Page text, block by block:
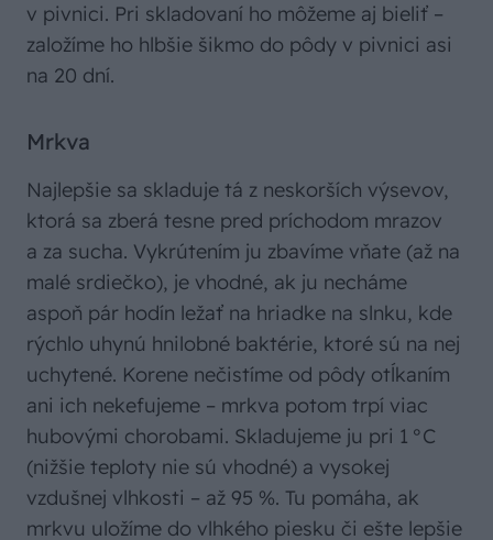
v pivnici. Pri skladovaní ho môžeme aj bieliť –
založíme ho hlbšie šikmo do pôdy v pivnici asi
na 20 dní.
Mrkva
Najlepšie sa skladuje tá z neskorších výsevov,
ktorá sa zberá tesne pred príchodom mrazov
a za sucha. Vykrútením ju zbavíme vňate (až na
malé srdiečko), je vhodné, ak ju necháme
aspoň pár hodín ležať na hriadke na slnku, kde
rýchlo uhynú hnilobné baktérie, ktoré sú na nej
uchytené. Korene nečistíme od pôdy otĺkaním
ani ich nekefujeme – mrkva potom trpí viac
hubovými chorobami. Skladujeme ju pri 1 °C
(nižšie teploty nie sú vhodné) a vysokej
vzdušnej vlhkosti – až 95 %. Tu pomáha, ak
mrkvu uložíme do vlhkého piesku či ešte lepšie